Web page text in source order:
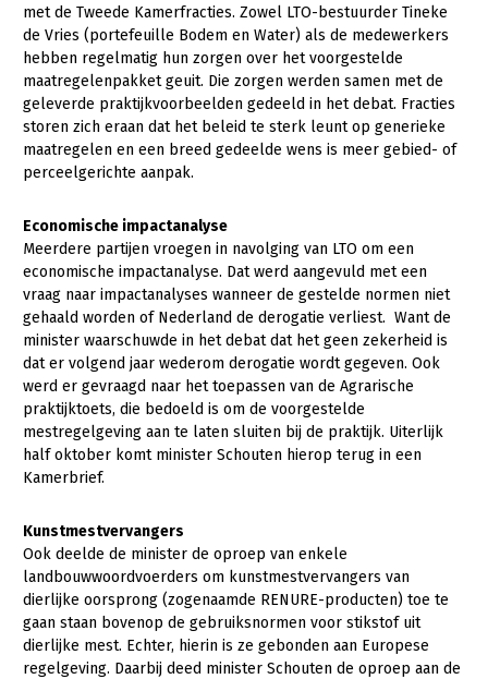
Platteland en omgeving
Mens, ondernemerschap en onderwijs
Internationaal
Sectoren
Dier
Biologische Landbouw
Geitenhouderij
Kalverhouderij
Konijnenhouderij
Melkveehouderij
Paardenhouderij
Pluimveehouderij
Varkenshouderij
Vleesveehouderij
Plant
Akkerbouw
Biologische Landbouw
Bollenteelt
Bomen, vaste planten en zomerbloemen
Fruitteelt
Glastuinbouw
Vollegrondsgroente
Multifunctionele landbouw
Multifunctioneel
Vrouw en Bedrijf
Onderwerpen
Nieuws
Nieuwsabonnement
Webinars
LTO Nederland
Mensen
Bestuur en Directie
Medewerkers
Jaarverslag 2023
Vacatures
met de Tweede Kamerfracties. Zowel LTO-bestuurder Tineke
de Vries (portefeuille Bodem en Water) als de medewerkers
hebben regelmatig hun zorgen over het voorgestelde
maatregelenpakket geuit. Die zorgen werden samen met de
geleverde praktijkvoorbeelden gedeeld in het debat. Fracties
storen zich eraan dat het beleid te sterk leunt op generieke
maatregelen en een breed gedeelde wens is meer gebied- of
perceelgerichte aanpak.
Economische impactanalyse
Meerdere partijen vroegen in navolging van LTO om een
economische impactanalyse. Dat werd aangevuld met een
vraag naar impactanalyses wanneer de gestelde normen niet
gehaald worden of Nederland de derogatie verliest. Want de
minister waarschuwde in het debat dat het geen zekerheid is
dat er volgend jaar wederom derogatie wordt gegeven. Ook
werd er gevraagd naar het toepassen van de Agrarische
praktijktoets, die bedoeld is om de voorgestelde
mestregelgeving aan te laten sluiten bij de praktijk. Uiterlijk
half oktober komt minister Schouten hierop terug in een
Kamerbrief.
Kunstmestvervangers
Ook deelde de minister de oproep van enkele
landbouwwoordvoerders om kunstmestvervangers van
dierlijke oorsprong (zogenaamde RENURE-producten) toe te
gaan staan bovenop de gebruiksnormen voor stikstof uit
dierlijke mest. Echter, hierin is ze gebonden aan Europese
regelgeving. Daarbij deed minister Schouten de oproep aan de